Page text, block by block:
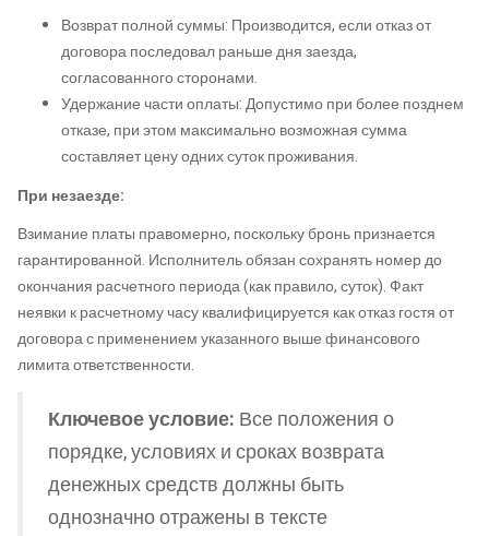
Возврат полной суммы: Производится, если отказ от
договора последовал раньше дня заезда,
согласованного сторонами.
Удержание части оплаты: Допустимо при более позднем
отказе, при этом максимально возможная сумма
составляет цену одних суток проживания.
При незаезде:
Взимание платы правомерно, поскольку бронь признается
гарантированной. Исполнитель обязан сохранять номер до
окончания расчетного периода (как правило, суток). Факт
неявки к расчетному часу квалифицируется как отказ гостя от
договора с применением указанного выше финансового
лимита ответственности.
Ключевое условие: Все положения о
порядке, условиях и сроках возврата
денежных средств должны быть
однозначно отражены в тексте